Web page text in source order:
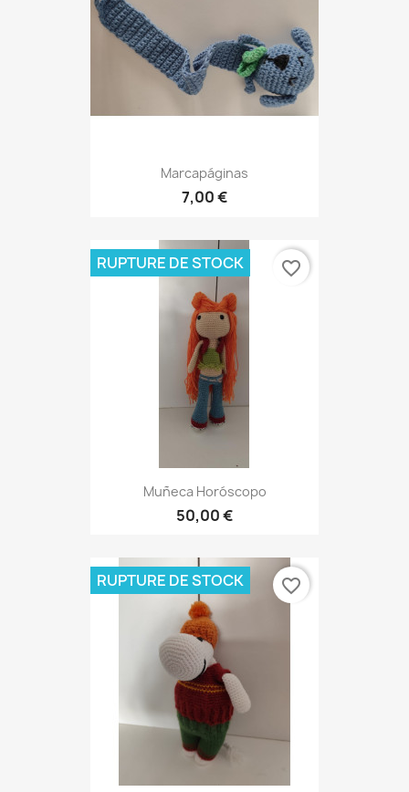
Marcapáginas
7,00 €
Muñeca Horóscopo
50,00 €
RUPTURE DE STOCK favorite_border
RUPTURE DE STOCK favorite_border